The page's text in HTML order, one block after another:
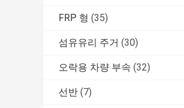
FRP 형 (35)
섬유유리 주거 (30)
오락용 차량 부속 (32)
선반 (7)